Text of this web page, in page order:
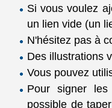
Si vous voulez
un lien vide (un
N'hésitez pas à
Des illustrations
Vous pouvez
Pour signer
possible de